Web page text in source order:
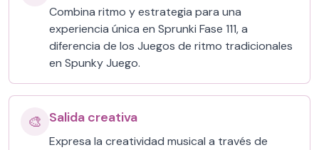
Combina ritmo y estrategia para una
experiencia única en Sprunki Fase 111, a
diferencia de los Juegos de ritmo tradicionales
en Spunky Juego.
🎨 Salida creativa
Expresa la creatividad musical a través de